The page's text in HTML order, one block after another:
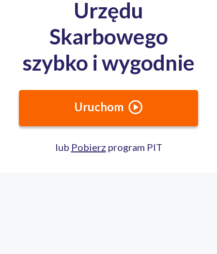
Media o nas: